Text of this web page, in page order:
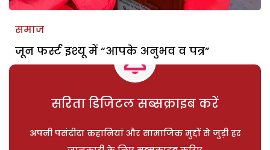
समाज
जून फर्स्ट इश्यू में “आपके अनुभव व पत्र”
सरिता डिजिटल सब्सक्राइब करें
अपनी पसंदीदा कहानियां और सामाजिक मुद्दों से जुड़ी हर